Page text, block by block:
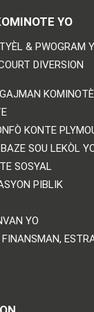
YO
& PWOGRAM
DIVERSION
KOMINOTÈ
KONTE
SOU LEKÒL
SOSYAL
PIBLIK
YO